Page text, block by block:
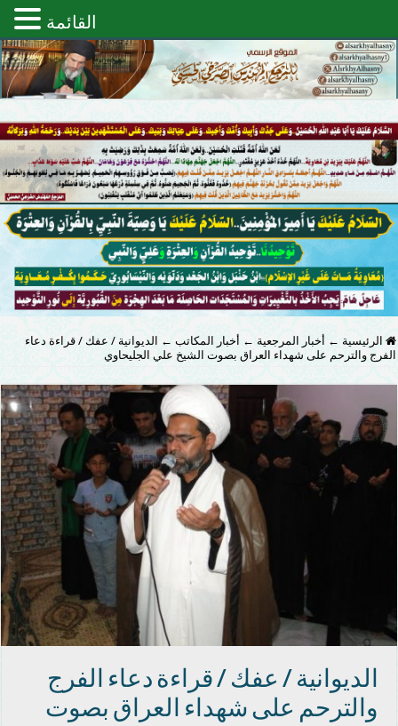
الرئيسية ← أخبار المرجعية ← أخبار المكاتب ← الديوانية / عفك / قراءة دعاء
الفرج والترحم على شهداء العراق بصوت الشيخ علي الجليحاوي
الديوانية / عفك / قراءة دعاء الفرج
والترحم على شهداء العراق بصوت
القائمة